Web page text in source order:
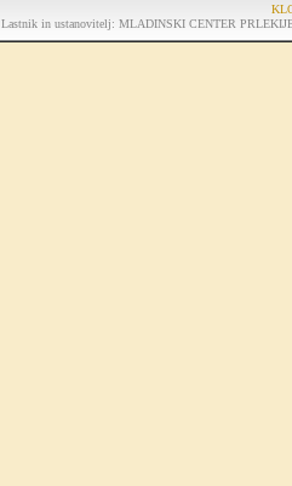
Lastnik in ustanovitelj: MLADINSKI CENTER